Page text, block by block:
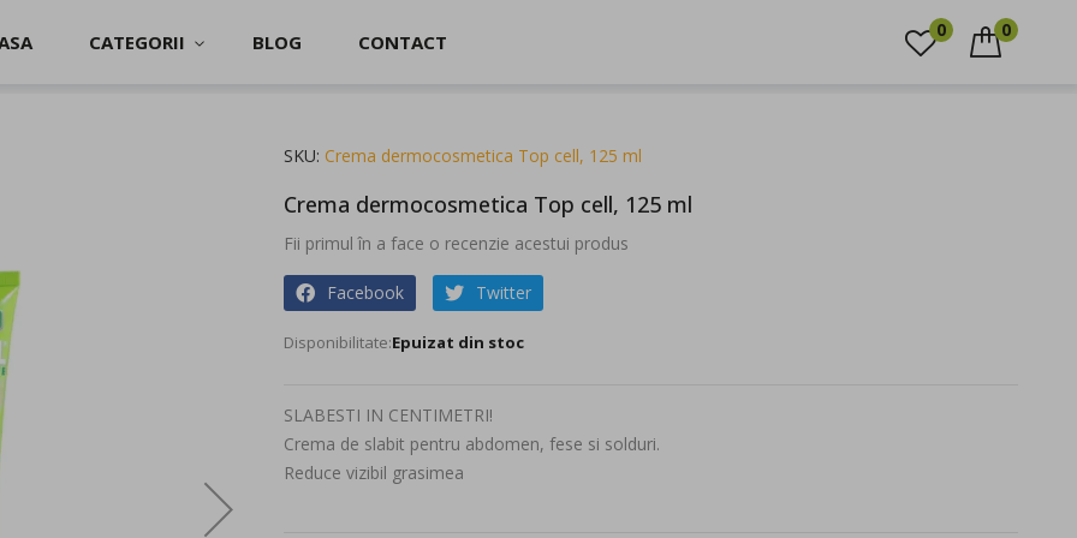
0744.351.349
CATEGORII BLOG CONTACT
0
0
SKU Crema dermocosmetica Top cell, 125 ml
Crema dermocosmetica Top cell, 125 ml
Fii primul în a face o recenzie acestui produs
Facebook Twitter
Epuizat din stoc
SLABESTI IN CENTIMETRI!
Crema de slabit pentru abdomen, fese si solduri.
Reduce vizibil grasimea